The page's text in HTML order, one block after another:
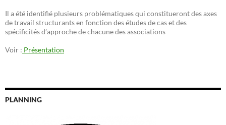
Il a été identifié plusieurs problématiques qui constitueront des axes
de travail structurants en fonction des études de cas et des
spécificités d’approche de chacune des associations
Voir : Présentation
PLANNING